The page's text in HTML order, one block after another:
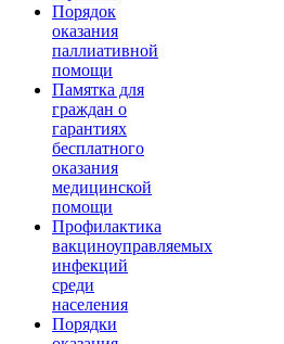
Порядок
оказания
паллиативной
помощи
Памятка для
граждан о
гарантиях
бесплатного
оказания
медицинской
помощи
Профилактика
вакциноуправляемых
инфекций
среди
населения
Порядки